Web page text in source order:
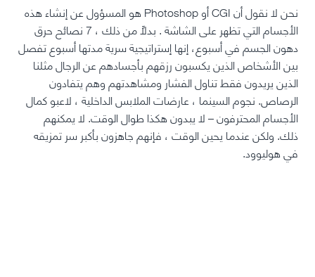
نحن لا نقول أن CGI أو Photoshop هو المسؤول عن
إنشاء هذه
الأجسام التي تظهر على الشاشة. بدلاً من ذلك ،
7 نصائح حرق
دهون الجسم في أسبوع، إنها إستراتيجية سرية مدتها أسبوع تفصل
بين الأشخاص الذين يكسبون رزقهم بأجسادهم عن الرجال مثلنا
الذين يريدون فقط تناول الفشار ومشاهدتهم وهم يتفادون
الرصاص. نجوم السينما ،عارضات الملابس الداخلية ، لاعبو كمال
الأجسام المحترفون – لا يبدون هكذا طوال الوقت. لا يمكنهم
ذلك. ولكن عندما يحين الوقت ، فإنهم جاهزون بأكبر سر تمزيقه
في هوليوود.